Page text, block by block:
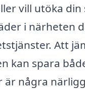
vill utöka din
i närheten
Att
kan spara
är några